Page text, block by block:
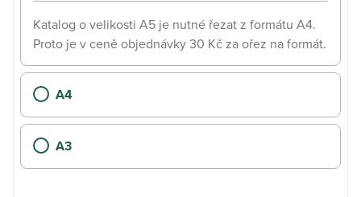
Katalog o velikosti A5 je nutné řezat z formátu A4.
Proto je v ceně objednávky 30 Kč za ořez na formát.
A4
A3